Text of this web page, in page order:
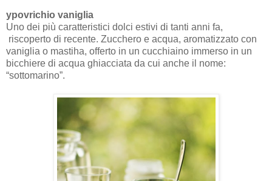
ypovrichio vaniglia
Uno dei più caratteristici dolci estivi di tanti anni fa,
riscoperto di recente. Zucchero e acqua, aromatizzato con
vaniglia o mastiha, offerto in un cucchiaino immerso in un
bicchiere di acqua ghiacciata da cui anche il nome:
“sottomarino”.